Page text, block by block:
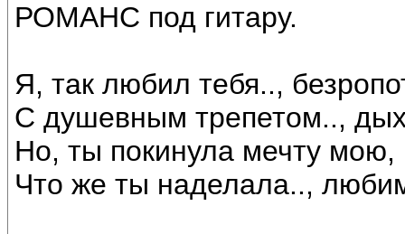
РОМАНС под гитару.
Я, так любил тебя..,
С душевным трепетом..,
Но, ты покинула мечту
Что же ты наделала..,